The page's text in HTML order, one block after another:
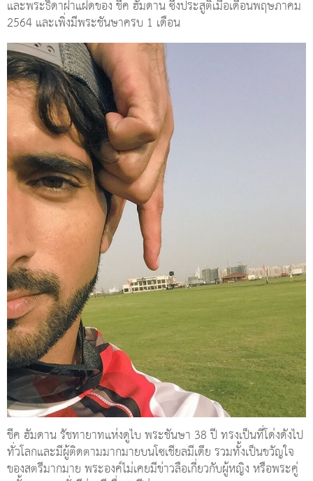
และพระธิดาฝาแฝดของ ชีค ฮัมดาน ซึ่งประสูติเมื่อเดือนพฤษภาคม
2564 และเพิ่งมีพระชันษาครบ 1 เดือน
ชีค ฮัมดาน รัชทายาทแห่งดูไบ พระชันษา 38 ปี ทรงเป็นที่โด่งดังไป
ทั่วโลกและมีผู้ติดตามมากมายบนโซเชียลมีเดีย รวมทั้งเป็นขวัญใจ
ของสตรีมากมาย พระองค์ไม่เคยมีข่าวลือเกี่ยวกับผู้หญิง หรือพระคู่